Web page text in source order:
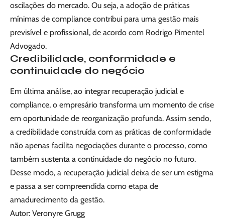
oscilações do mercado. Ou seja, a adoção de práticas
mínimas de compliance contribui para uma gestão mais
previsível e profissional, de acordo com Rodrigo Pimentel
Advogado.
Credibilidade, conformidade e
continuidade do negócio
Em última análise, ao integrar recuperação judicial e
compliance, o empresário transforma um momento de crise
em oportunidade de reorganização profunda. Assim sendo,
a credibilidade construída com as práticas de conformidade
não apenas facilita negociações durante o processo, como
também sustenta a continuidade do negócio no futuro.
Desse modo, a recuperação judicial deixa de ser um estigma
e passa a ser compreendida como etapa de
amadurecimento da gestão.
Autor: Veronyre Grugg